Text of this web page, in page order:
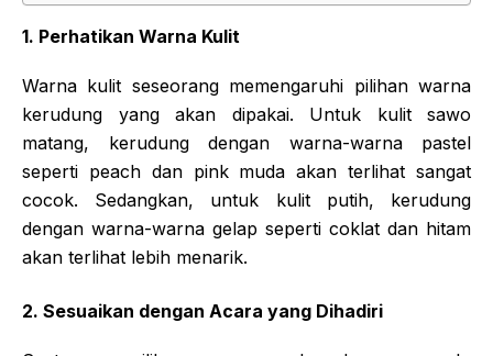
1. Perhatikan Warna Kulit
Warna kulit seseorang memengaruhi pilihan warna
kerudung yang akan dipakai. Untuk kulit sawo
matang, kerudung dengan warna-warna pastel
seperti peach dan pink muda akan terlihat sangat
cocok. Sedangkan, untuk kulit putih, kerudung
dengan warna-warna gelap seperti coklat dan hitam
akan terlihat lebih menarik.
2. Sesuaikan dengan Acara yang Dihadiri